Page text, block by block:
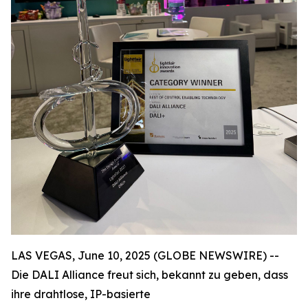
LAS VEGAS, June 10, 2025 (GLOBE NEWSWIRE) --
Die DALI Alliance freut sich, bekannt zu geben, dass
ihre drahtlose, IP-basierte